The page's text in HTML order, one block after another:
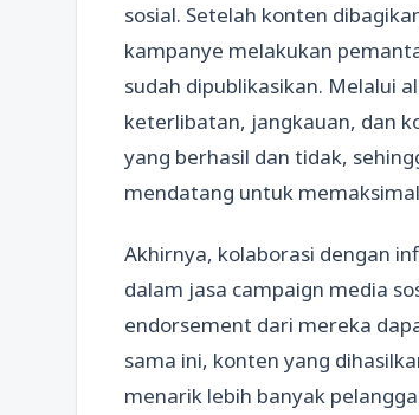
sosial. Setelah konten
kampanye melakukan
sudah dipublikasikan. Melalui
keterlibatan, jangkauan, dan
yang berhasil dan tidak,
mendatang untuk
Akhirnya, kolaborasi dengan
dalam jasa campaign media
endorsement dari mereka
sama ini, konten yang
menarik lebih banyak